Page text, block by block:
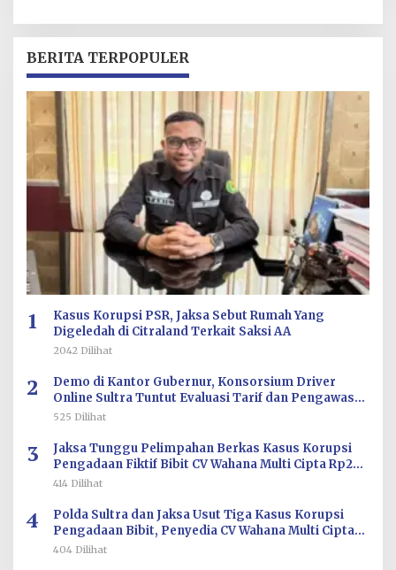
BERITA TERPOPULER
1
Kasus Korupsi PSR, Jaksa Sebut Rumah Yang
Digeledah di Citraland Terkait Saksi AA
2042 Dilihat
2
Demo di Kantor Gubernur, Konsorsium Driver
Online Sultra Tuntut Evaluasi Tarif dan Pengawasan
Aplikasi
525 Dilihat
3
Jaksa Tunggu Pelimpahan Berkas Kasus Korupsi
Pengadaan Fiktif Bibit CV Wahana Multi Cipta Rp26
Miliar
414 Dilihat
4
Polda Sultra dan Jaksa Usut Tiga Kasus Korupsi
Pengadaan Bibit, Penyedia CV Wahana Multi Cipta
Terperiksa
404 Dilihat